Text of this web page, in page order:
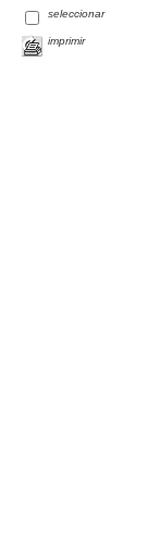
seleccionar
imprimir